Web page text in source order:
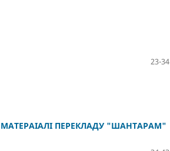
23-34
МАТЕРАІАЛІ ПЕРЕКЛАДУ "ШАНТАРАМ"